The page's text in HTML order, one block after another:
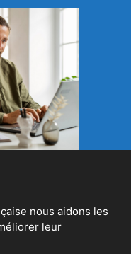
nous aidons les
leur